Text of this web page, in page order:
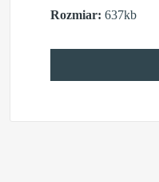
Rozmiar: 637kb